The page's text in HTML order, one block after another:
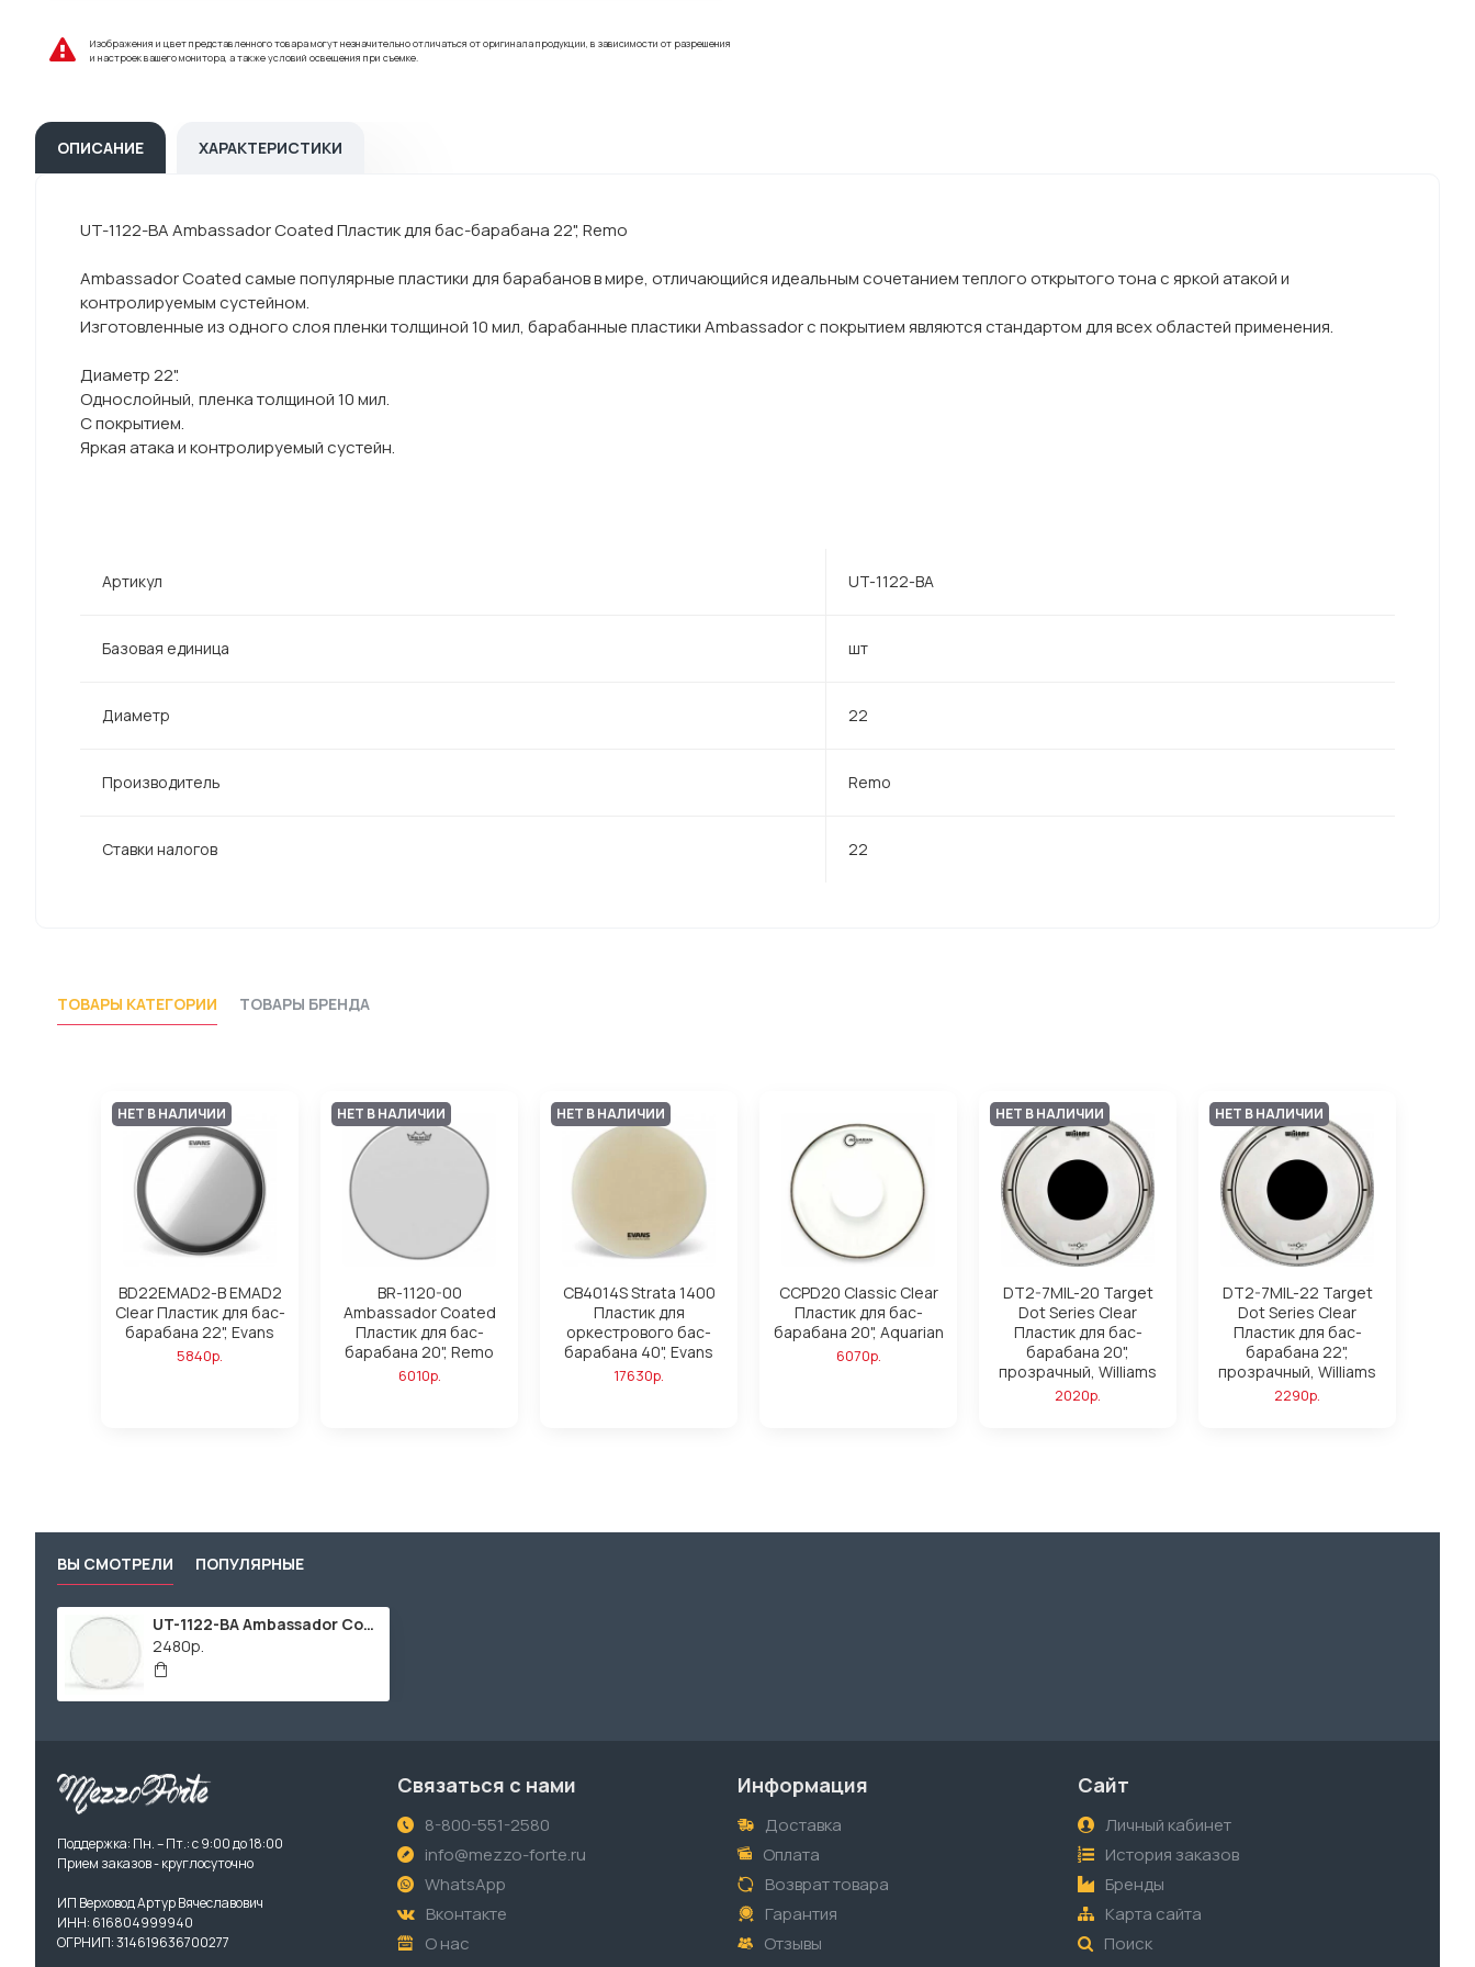
Изображения и цвет представленного товара могут незначительно отличаться от оригинала продукции, в зависимости от разрешения
и настроек вашего монитора, а также условий освещения при съемке.
ОПИСАНИЕ ХАРАКТЕРИСТИКИ
UT-1122-BA Ambassador Coated Пластик для бас-барабана 22", Remo
Ambassador Coated самые популярные пластики для барабанов в мире, отличающийся идеальным сочетанием теплого открытого тона с яркой атакой и
контролируемым сустейном.
Изготовленные из одного слоя пленки толщиной 10 мил, барабанные пластики Ambassador с покрытием являются стандартом для всех областей применения.
Диаметр 22".
Однослойный, пленка толщиной 10 мил.
С покрытием.
Яркая атака и контролируемый сустейн.
Артикул UT-1122-BA
Базовая единица шт
Диаметр 22
Производитель Remo
Ставки налогов 22
ТОВАРЫ КАТЕГОРИИ ТОВАРЫ БРЕНДА
НЕТ В НАЛИЧИИ
BD22EMAD2-B EMAD2
Clear Пластик для бас-
барабана 22", Evans
5840р.
НЕТ В НАЛИЧИИ
BR-1120-00
Ambassador Coated
Пластик для бас-
барабана 20", Remo
6010р.
НЕТ В НАЛИЧИИ
CB4014S Strata 1400
Пластик для
оркестрового бас-
барабана 40", Evans
17630р.
CCPD20 Classic Clear
Пластик для бас-
барабана 20", Aquarian
6070р.
НЕТ В НАЛИЧИИ
DT2-7MIL-20 Target
Dot Series Clear
Пластик для бас-
барабана 20",
прозрачный, Williams
2020р.
НЕТ В НАЛИЧИИ
DT2-7MIL-22 Target
Dot Series Clear
Пластик для бас-
барабана 22",
прозрачный, Williams
2290р.
ВЫ СМОТРЕЛИ ПОПУЛЯРНЫЕ
UT-1122-BA Ambassador Coated Пластик для бас-барабана 22", Remo
2480р.
Поддержка: Пн. – Пт.: с 9:00 до 18:00
Прием заказов - круглосуточно
ИП Верховод Артур Вячеславович
ИНН: 616804999940
ОГРНИП: 314619636700277
Связаться с нами
8-800-551-2580
info@mezzo-forte.ru
WhatsApp
Вконтакте
О нас
Информация
Доставка
Оплата
Возврат товара
Гарантия
Отзывы
Сайт
Личный кабинет
История заказов
Бренды
Карта сайта
Поиск